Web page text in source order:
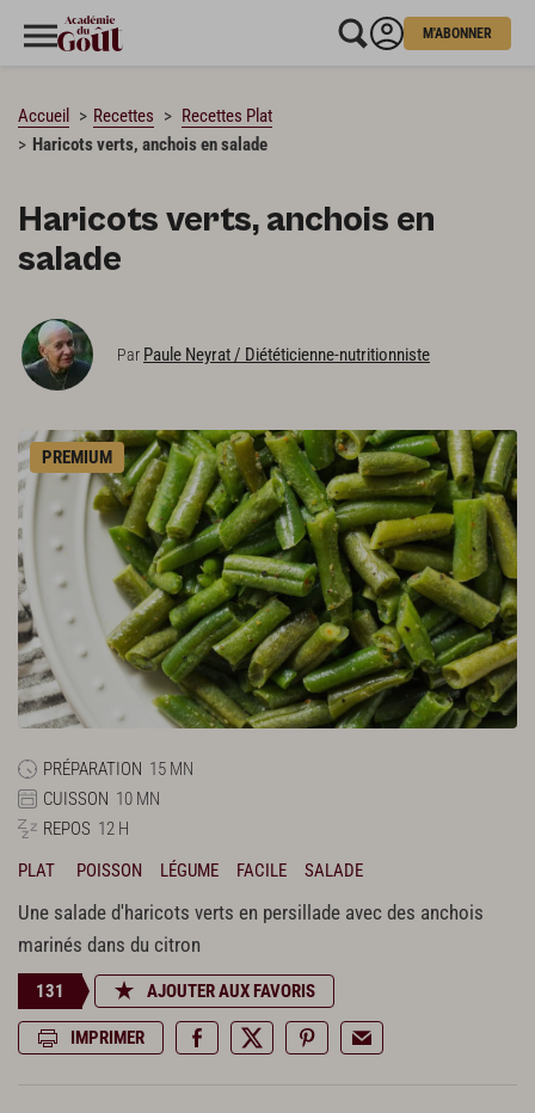
M'ABONNER
Accueil Recettes
Recettes Plat
Haricots verts, anchois en salade
Haricots verts, anchois en
salade
Par Paule Neyrat / Diététicienne-nutritionniste
PREMIUM
PRÉPARATION 15 MN
CUISSON 10 MN
REPOS 12 H
PLAT
POISSON LÉGUME FACILE SALADE
Une salade d'haricots verts en persillade avec des anchois
marinés dans du citron
131 AJOUTER AUX FAVORIS
IMPRIMER
CHARGEMENT…